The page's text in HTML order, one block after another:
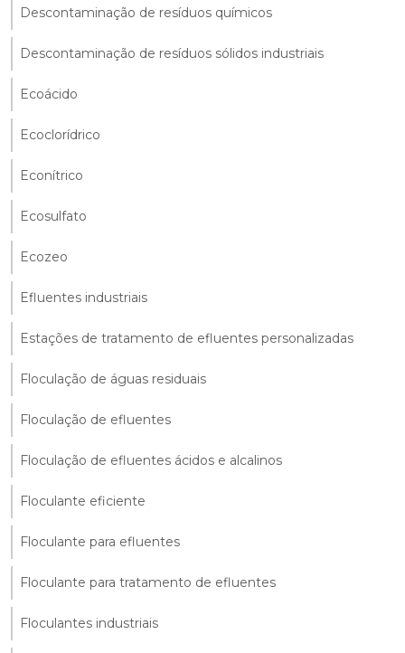
Descontaminação de resíduos químicos
Descontaminação de resíduos sólidos industriais
Ecoácido
Ecoclorídrico
Econítrico
Ecosulfato
Ecozeo
Efluentes industriais
Estações de tratamento de efluentes personalizadas
Floculação de águas residuais
Floculação de efluentes
Floculação de efluentes ácidos e alcalinos
Floculante eficiente
Floculante para efluentes
Floculante para tratamento de efluentes
Floculantes industriais